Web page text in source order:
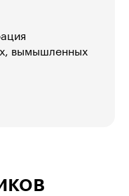
вымышленных